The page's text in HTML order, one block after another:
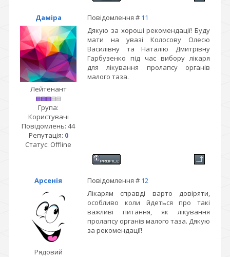
Даміра Повідомлення # 11
Лейтенант
Група:
Користувачі
Повідомлень: 44
Репутація: 0
Статус: Offline
Дякую за хороші рекомендації! Буду
мати на увазі Колосову Олесю
Василівну та Наталію Дмитрівну
Гарбузенко під час вибору лікаря
для лікування пролапсу органів
малого таза.
Арсенія Повідомлення # 12
Рядовий
Лікарям справді варто довіряти,
особливо коли йдеться про такі
важливі питання, як лікування
пролапсу органів малого таза. Дякую
за рекомендації!